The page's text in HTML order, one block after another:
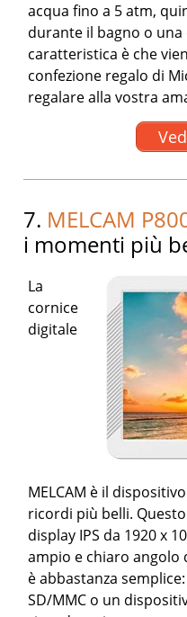
acqua fino a 5 atm,
durante il bagno o una
caratteristica è che
confezione regalo di
regalare alla vostra
7. MELCAM
i momenti più
La
cornice
digitale
MELCAM è il
ricordi più belli.
display IPS da 1920 x
ampio e chiaro angolo
è abbastanza
SD/MMC o un